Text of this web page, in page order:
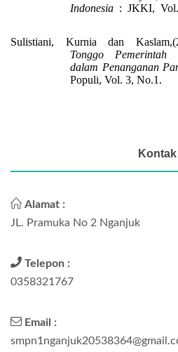
Kontak
Alamat :
JL. Pramuka No 2 Nganjuk
Telepon :
0358321767
Email :
Indonesia : JKKI,
Sulistiani, Kurnia dan
Tonggo
dalam Penanganan
Populi, Vol. 3, No.1.